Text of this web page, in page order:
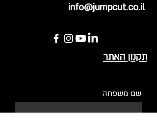
info@jumpcut.co.il
תקנון האתר
שם משפחה